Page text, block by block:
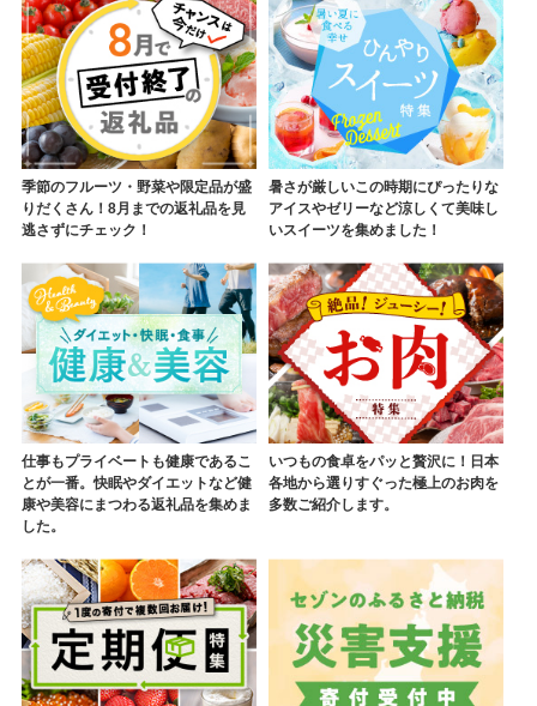
季節のフルーツ・野菜や限定品が盛
りだくさん！8月までの返礼品を見
逃さずにチェック！
暑さが厳しいこの時期にぴったりな
アイスやゼリーなど涼しくて美味し
いスイーツを集めました！
仕事もプライベートも健康であるこ
とが一番。快眠やダイエットなど健
康や美容にまつわる返礼品を集めま
した。
いつもの食卓をパッと贅沢に！日本
各地から選りすぐった極上のお肉を
多数ご紹介します。